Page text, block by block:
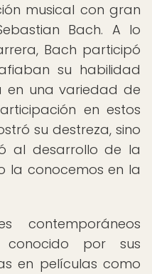
musical con gran
Bach. A lo
Bach participó
su habilidad
en una variedad de
en estos
su destreza, sino
al desarrollo de la
la conocemos en la
contemporáneos
conocido por sus
en películas como